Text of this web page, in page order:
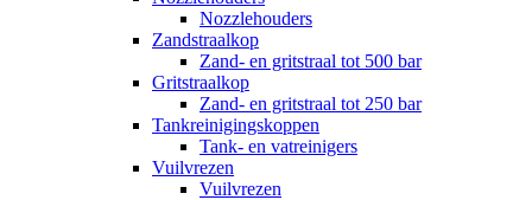
Nozzlehouders
Zandstraalkop
Zand- en gritstraal tot 500 bar
Gritstraalkop
Zand- en gritstraal tot 250 bar
Tankreinigingskoppen
Tank- en vatreinigers
Vuilvrezen
Vuilvrezen